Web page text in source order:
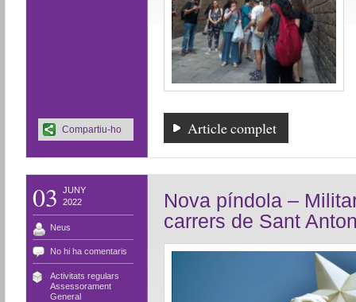
Article complet
Compartiu-ho
03
JUNY
2022
Neus
No hi ha comentaris
Activitats regulars
Assessorament,
General
Nova píndola –
carrers de Sant